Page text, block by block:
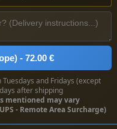
- 72.00 €
and Fridays (except
after shipping
mentioned may vary
- Remote Area Surcharge)